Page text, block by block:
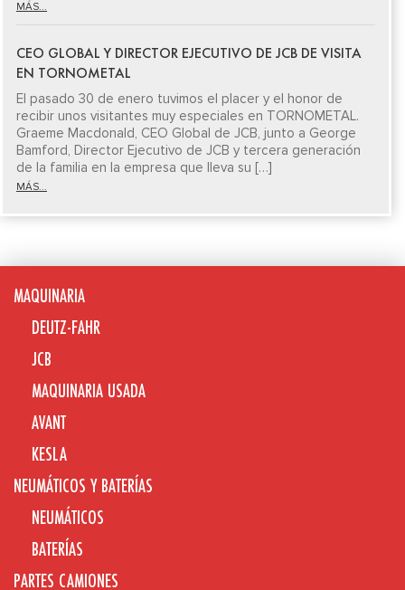
MÁS...
CEO GLOBAL Y DIRECTOR EJECUTIVO DE JCB DE VISITA
EN TORNOMETAL
El pasado 30 de enero tuvimos el placer y el honor de
recibir unos visitantes muy especiales en TORNOMETAL.
Graeme Macdonald, CEO Global de JCB, junto a George
Bamford, Director Ejecutivo de JCB y tercera generación
de la familia en la empresa que lleva su […]
MÁS...
MAQUINARIA
DEUTZ-FAHR
JCB
MAQUINARIA USADA
AVANT
KESLA
NEUMÁTICOS Y BATERÍAS
NEUMÁTICOS
BATERÍAS
PARTES CAMIONES